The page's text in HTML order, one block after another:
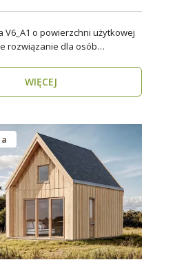
V6_A1 o powierzchni użytkowej
rozwiązanie dla osób
WIĘCEJ